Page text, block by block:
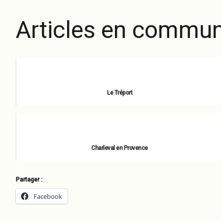
Articles en
Le Tréport
Charleval en Provence
Partager :
Facebook